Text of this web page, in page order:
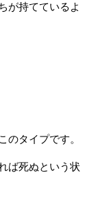
が持てているよ
のタイプです。
ば死ぬという状